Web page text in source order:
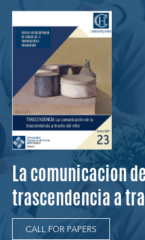
La comunicacion
trascendencia a
CALL FOR PAPERS